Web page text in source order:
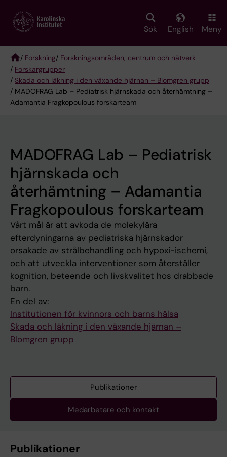
main
Sök English Meny
Breadcrumb
/ Forskning/ Forskningsområden, centrum och nätverk
/ Forskargrupper
/ Skada och läkning i den växande hjärnan – Blomgren grupp
/ MADOFRAG Lab – Pediatrisk hjärnskada och återhämtning –
Adamantia Fragkopoulous forskarteam
MADOFRAG Lab – Pediatrisk
hjärnskada och
återhämtning – Adamantia
Fragkopoulous forskarteam
Vårt mål är att avkoda de molekylära
efterdyningarna av pediatriska hjärnskador
orsakade av strålbehandling och hypoxi-ischemi,
och att utveckla interventioner som återställer
kognition, beteende och livskvalitet hos drabbade
barn.
En del av:
Institutionen för kvinnors och barns hälsa
Skada och läkning i den växande hjärnan –
Blomgren grupp
Publikationer
Medarbetare och kontakt
Publikationer